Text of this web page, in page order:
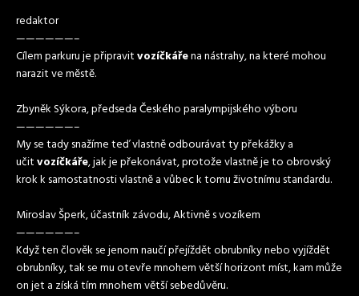
redaktor
——————–
Cílem parkuru je připravitvozíčkářena nástrahy, na které mohou
narazit ve městě.
Zbyněk Sýkora, předseda Českého paralympijského výboru
——————–
My se tady snažíme teď vlastně odbourávat ty překážky a
učitvozíčkáře, jak je překonávat, protože vlastně je to obrovský
krok k samostatnosti vlastně a vůbec k tomu životnímu standardu.
Miroslav Šperk, účastník závodu, Aktivně s vozíkem
——————–
Když ten člověk se jenom naučí přejíždět obrubníky nebo vyjíždět
obrubníky, tak se mu otevře mnohem větší horizont míst, kam může
on jet a získá tím mnohem větší sebedůvěru.